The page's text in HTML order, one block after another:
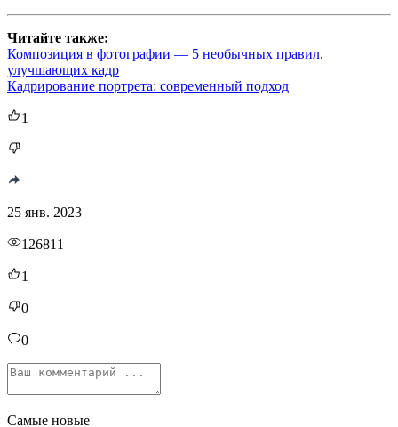
Читайте также:
Композиция в фотографии — 5 необычных правил,
улучшающих кадр
Кадрирование портрета: современный подход
1
25 янв. 2023
126811
1
0
0
Самые новые